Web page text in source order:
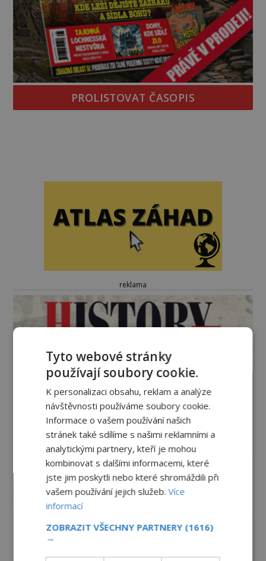
PROLISTOVAT ČASOPIS
reklama
Tyto webové stránky
používají soubory cookie.
K personalizaci obsahu, reklam a analýze
návštěvnosti používáme soubory cookie.
Informace o vašem používání našich
stránek také sdílíme s našimi reklamními a
analytickými partnery, kteří je mohou
kombinovat s dalšími informacemi, které
jste jim poskytli nebo které shromáždili při
vašem používání jejich služeb.Více
informací
ZOBRAZIT VŠECHNY PARTNERY (1616)
→